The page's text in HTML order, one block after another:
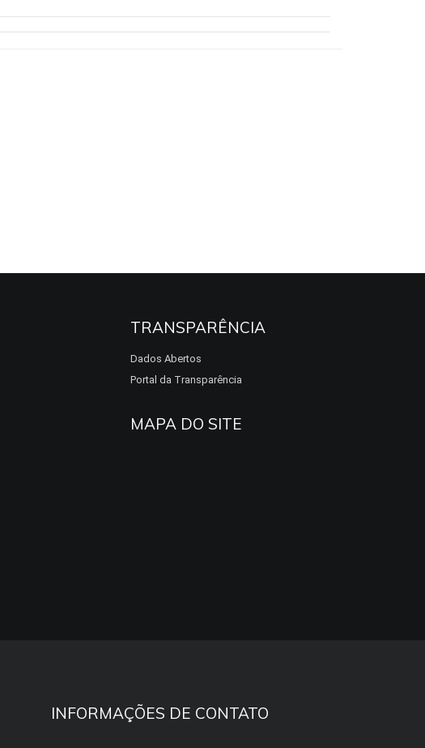
TRANSPARÊNCIA
Dados Abertos
Portal da Transparência
MAPA DO SITE
INFORMAÇÕES DE CONTATO